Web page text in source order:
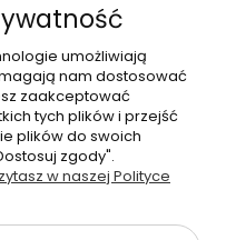
strony
umożliwiają
nam dostosować
zaakceptować
tych plików i przejść
plików do swoich
zgody".
w naszej Polityce